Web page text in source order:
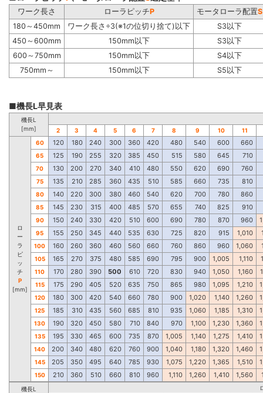
ワーク長さ ローラピッチP モータローラ配置S
180～450mm
ワーク長さ÷3(※1の位切り捨て)以下
S3以下
450～600mm
150mm以下
S3以下
600～750mm
150mm以下
S4以下
750mm～
150mm以下 S5以下
■機長L早見表
機長L
[mm]
2 3 4 5 6 7 8 9 10 11
ロ
ー
ラ
ピ
ッ
チ
P
[mm]
60 120 180 240 300 360 420 480 540 600 660
65 125 190 255 320 385 450 515 580 645 710
70 130 200 270 340 410 480 550 620 690 760
75 135 210 285 360 435 510 585 660 735 810
80 140 220 300 380 460 540 620 700 780 860
85 145 230 315 400 485 570 655 740 825 910
90 150 240 330 420 510 600 690 780 870 960
95 155 250 345 440 535 630 725 820 915 1,010
100 160 260 360 460 560 660 760 860 960 1,060
105 165 270 375 480 585 690 795 900 1,005 1,110
110 170 280 390 500 610 720 830 940 1,050 1,160
115 175 290 405 520 635 750 865 980 1,095 1,210
120 180 300 420 540 660 780 900 1,020 1,140 1,260
125 185 310 435 560 685 810 935 1,060 1,185 1,310
130 190 320 450 580 710 840 970 1,100 1,230 1,360
135 195 330 465 600 735 870 1,005 1,140 1,275 1,410
140 200 340 480 620 760 900 1,040 1,180 1,320 1,460
145 205 350 495 640 785 930 1,075 1,220 1,365 1,510
150 210 360 510 660 810 960 1,110 1,260 1,410 1,560
機長L